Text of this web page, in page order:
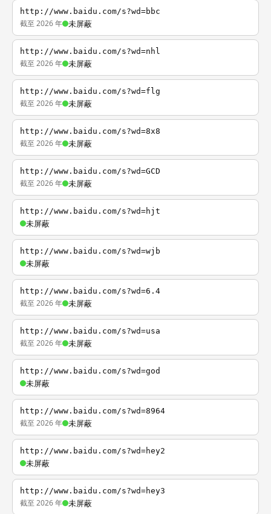
http://www.baidu.com/s?wd=bbc
截至 2026 年 未屏蔽
http://www.baidu.com/s?wd=nhl
截至 2026 年 未屏蔽
http://www.baidu.com/s?wd=flg
截至 2026 年 未屏蔽
http://www.baidu.com/s?wd=8x8
截至 2026 年 未屏蔽
http://www.baidu.com/s?wd=GCD
截至 2026 年 未屏蔽
http://www.baidu.com/s?wd=hjt
未屏蔽
http://www.baidu.com/s?wd=wjb
未屏蔽
http://www.baidu.com/s?wd=6.4
截至 2026 年 未屏蔽
http://www.baidu.com/s?wd=usa
截至 2026 年 未屏蔽
http://www.baidu.com/s?wd=god
未屏蔽
http://www.baidu.com/s?wd=8964
截至 2026 年 未屏蔽
http://www.baidu.com/s?wd=hey2
未屏蔽
http://www.baidu.com/s?wd=hey3
截至 2026 年 未屏蔽